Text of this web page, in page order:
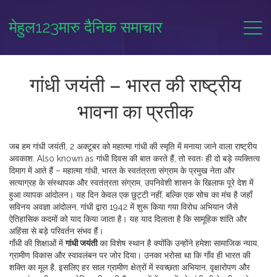
मेहुल123मारु दैनिक समाचार
गांधी जयंती – भारत की राष्ट्रीय
भावना का प्रतीक
जब हमगांधी जयंती, 2 अक्टूबर को महात्मा गांधी की स्मृति में मनाया जाने वाला राष्ट्रीय
अवकाश . Also known as गांधी दिवसकी बात करते हैं, तो स्वतः ही दो बड़े व्यक्तित्व
दिमाग में आते हैं – महात्मा गांधी, भारत के स्वतंत्रता संग्राम के प्रमुख नेता और
सत्याग्रह के संस्थापकऔरस्वतंत्रता संग्राम, उपनिवेशी शासन के खिलाफ पूरे देश में
हुआ व्यापक आंदोलन । यह दिन केवल एक छुट्टी नहीं, बल्कि एक सोच का मंच है जहाँ
सविनय अवज्ञा आंदोलन गांधी द्वारा 1942 में शुरू किया गया विरोध अभियान जैसे
ऐतिहासिक कदमों को याद किया जाता है। यह याद दिलाता है कि सामूहिक शांति और
अहिंसा से बड़े परिवर्तन संभव हैं।
गाँधी की शिक्षाओं मेंगांधी जयंतीका विशेष स्थान है क्योंकि उन्होंने हमेशा सामाजिक न्याय,
ग्रामीण विकास और स्वावलंबन पर जोर दिया। उनका भरोसा था कि गाँव ही भारत की
शक्ति का मूल है, इसलिए हर साल ग्रामीण क्षेत्रों में स्वच्छता अभियान, वृक्षारोपण और